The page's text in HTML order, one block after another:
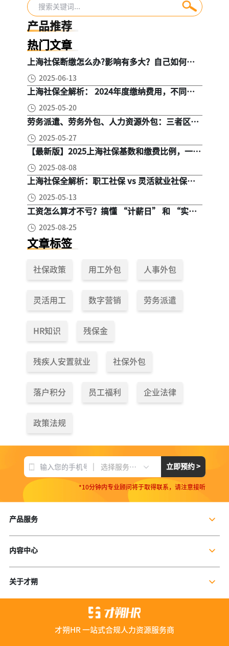
成的4项核心工作
风险外包，一站式
产品推荐
热门文章
上海社保断缴怎么办?影响有多大？自己如何续
2025-06-13
上海社保全解析： 2024年度缴纳费用，不同人
2025-05-20
劳务派遣、劳务外包、人力资源外包：三者区
2025-05-27
【最新版】2025上海社保基数和缴费比例，一文
2025-08-08
上海社保全解析：职工社保 vs 灵活就业社保，
2025-05-13
工资怎么算才不亏？搞懂 “计薪日” 和 “实际
2025-08-25
文章标签
社保政策 用工外包 人事外包
灵活用工 数字营销 劳务派遣
HR知识 残保金
残疾人安置就业 社保外包
落户积分 员工福利 企业法律
政策法规
选择服务项目 立即预约 >
*10分钟内专业顾问将于取得联系，请注意接听
产品服务
个人社保服务
残保金规划
内容中心
行业干货
关于才朔
才朔HR 一站式合规人力资源服务商